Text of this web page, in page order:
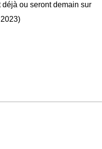
ou seront demain sur